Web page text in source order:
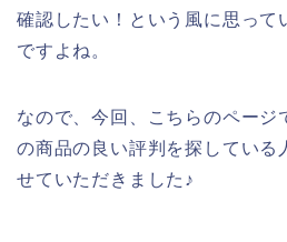
確認したい！という風に思って
ですよね。
なので、今回、こちらのページ
の商品の良い評判を探している
せていただきました♪